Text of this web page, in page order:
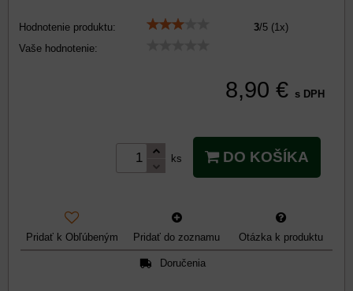
Hodnotenie produktu: 3/5 (1x)
Vaše hodnotenie:
8,90 € s DPH
ks DO KOŠÍKA
Pridať k Obľúbeným Pridať do zoznamu Otázka k produktu
Doručenia